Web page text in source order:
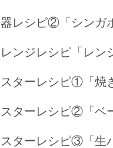
レシピ②「シンガ
ンジレシピ「レン
スターレシピ①「焼
スターレシピ②「ベ
スターレシピ③「生